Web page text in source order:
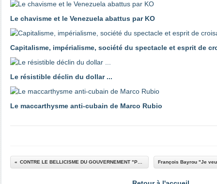
Le chavisme et le Venezuela abattus par KO
Capitalisme, impérialisme, société du spectacle et esprit de
Le résistible déclin du dollar ...
Le maccarthysme anti-cubain de Marco Rubio